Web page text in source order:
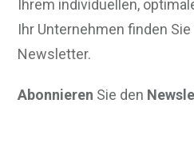
Ihrem individuellen,
Ihr Unternehmen finden
Newsletter.
Abonnieren Sie den